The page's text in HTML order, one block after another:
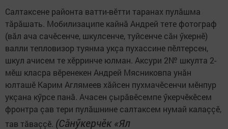
Салтаксене районта ватти-вӗтти таранах пулăшма
тăрăшать. Мобилизаципе кайнă Андрей тете фотограф
(вăл ача сачӗсенче, шкулсенче, туйсенче сăн ӳкернӗ)
валли тепловизор туянма укçа пухассине пӗлтерсен,
шкул ачисем те хӗрринче юлман. Аксури 2№ шкулта 2-
мӗш класра вӗренекен Андрей Мясниковпа унăн
юлташӗ Карим Аглямеев хăйсен пухмачӗсенчи мӗнпур
укçана кӳрсе панă. Ачасен çырăвӗсемпе ӳкерчӗкӗсем
фронтра çав тери пулăшнине салтаксем нумай калаççӗ,
тав тăваççӗ. (Сăнӳкерчӗк «Ял